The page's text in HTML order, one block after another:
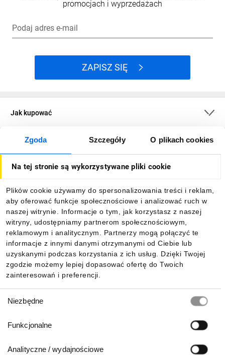
Zgoda Szczegóły O plikach cookies
Na tej stronie są wykorzystywane pliki cookie
Plików cookie używamy do spersonalizowania treści i reklam,
aby oferować funkcje społecznościowe i analizować ruch w
naszej witrynie. Informacje o tym, jak korzystasz z naszej
witryny, udostępniamy partnerom społecznościowym,
reklamowym i analitycznym. Partnerzy mogą połączyć te
informacje z innymi danymi otrzymanymi od Ciebie lub
uzyskanymi podczas korzystania z ich usług. Dzięki Twojej
zgodzie możemy lepiej dopasować ofertę do Twoich
zainteresowań i preferencji.
zgody
Niezbędne
Funkcjonalne
Analityczne / wydajnościowe
promocjach i wyprzedażach
Podaj adres e-mail
ZAPISZ SIĘ
Jak kupować
O firmie
Informacje
Pobierz naszą aplikację mobilną: